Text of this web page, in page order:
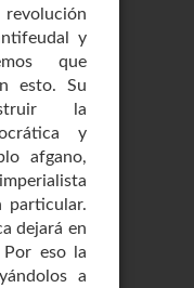
y
que
esto. Su
la
y
afgano,
particular.
dejará en
eso la
a